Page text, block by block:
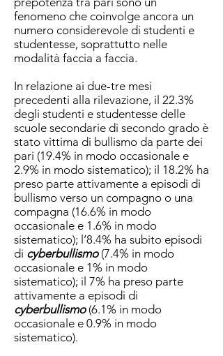
fenomeno che coinvolge ancora un
numero considerevole di studenti e
studentesse, soprattutto nelle
modalità faccia a faccia.
In relazione ai due-tre mesi
precedenti alla rilevazione, il 22.3%
degli studenti e studentesse delle
scuole secondarie di secondo grado è
stato vittima di bullismo da parte dei
pari (19.4% in modo occasionale e
2.9% in modo sistematico); il 18.2% ha
preso parte attivamente a episodi di
bullismo verso un compagno o una
compagna (16.6% in modo
occasionale e 1.6% in modo
sistematico); l’8.4% ha subito episodi
di cyberbullismo(7.4% in modo
occasionale e 1% in modo
sistematico); il 7% ha preso parte
attivamente a episodi di
cyberbullismo (6.1% in modo
occasionale e 0.9% in modo
sistematico).